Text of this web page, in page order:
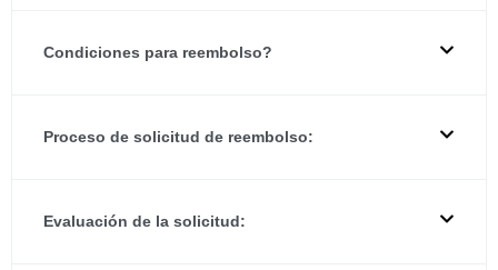
Condiciones para reembolso?
Proceso de solicitud de reembolso:
Evaluación de la solicitud: